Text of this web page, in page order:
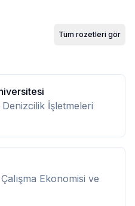
Tüm rozetleri gör
Denizcilik İşletmeleri
Çalışma Ekonomisi ve